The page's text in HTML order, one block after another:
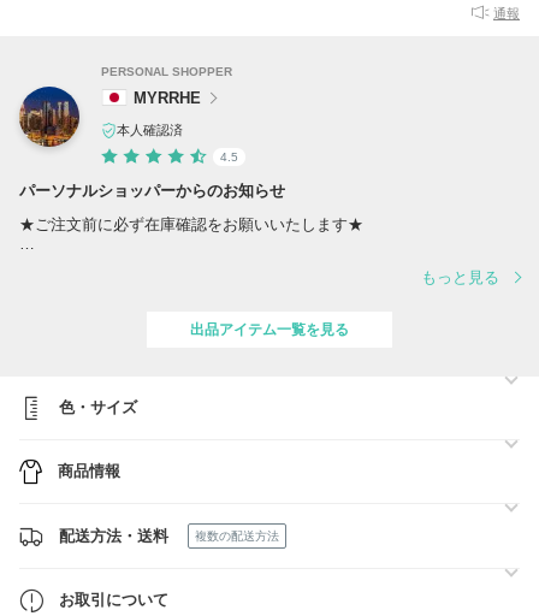
通報
PERSONAL SHOPPER
MYRRHE
本人確認済
4.5
パーソナルショッパーからのお知らせ
★ご注文前に必ず在庫確認をお願いいたします★
私の出品商品は人気商品が多いため、常に在庫が変動しています。
ご購入前に在庫のご確認を必ずお願いいたします。
★★オススメご紹介★★
■mm6のバッグ、シューズ好評です！
もっと見る
出品アイテム一覧を見る
色・サイズ
商品情報
配送方法・送料 複数の配送方法
お取引について